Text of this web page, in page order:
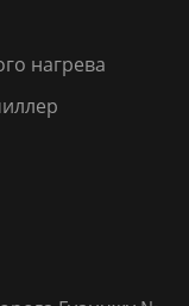
нагрева